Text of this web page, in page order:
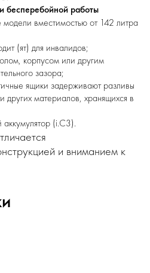
бесперебойной работы
вместимостью от 142 литра
(ят) для инвалидов;
корпусом или другим
зазора;
ящики задерживают разливы
других материалов, хранящихся в
(i.C3).
и вниманием к